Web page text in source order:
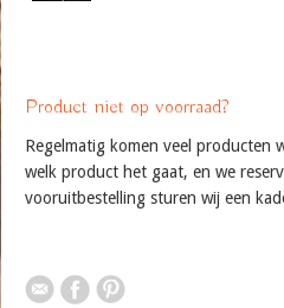
Product niet op voorraad?
Regelmatig komen veel producten
welk product het gaat, en we
vooruitbestelling sturen wij een